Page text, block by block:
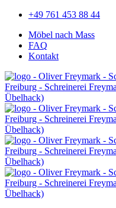
+49 761 453 88 44
Möbel nach Mass
FAQ
Kontakt